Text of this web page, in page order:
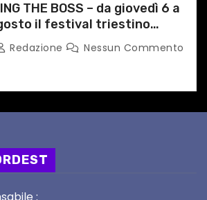
THE BOSS – da giovedì 6 a
il festival triestino
Redazione Nessun Commento